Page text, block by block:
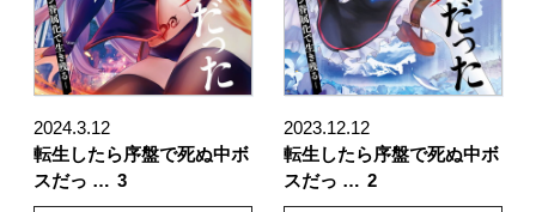
2024.3.12
転生したら序盤で死ぬ中ボ
スだっ … 3
2023.12.12
転生したら序盤で死ぬ中ボ
スだっ … 2